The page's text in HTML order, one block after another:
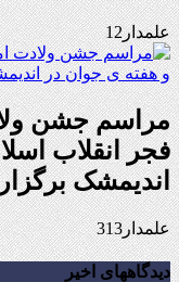
علمدار12
مراسم جشن
فجر انقلاب
اندیمشک
علمدار313
دیدگاههای اخیر